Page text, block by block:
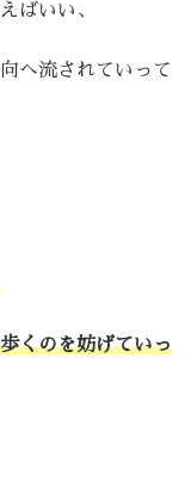
ばいい、
へ流されていって
くのを妨げていっ